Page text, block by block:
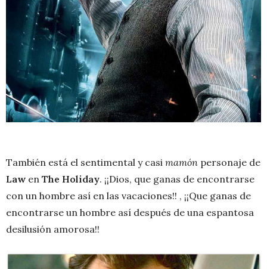
También está el sentimental y casi mamón personaje de
Law en The Holiday. ¡¡Dios, que ganas de encontrarse
con un hombre así en las vacaciones!! , ¡¡Que ganas de
encontrarse un hombre así después de una espantosa
desilusión amorosa!!